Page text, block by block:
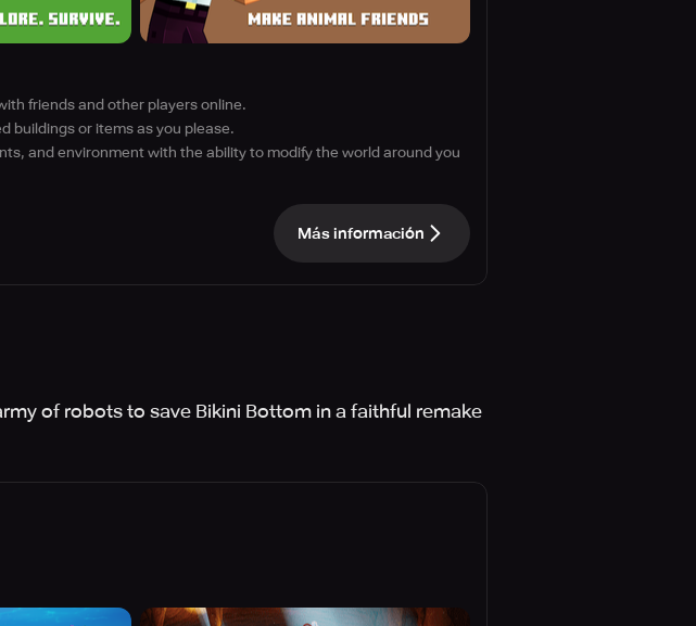
friends and other players online.
buildings or items as you please.
and environment with the ability to modify the world around you
Más información
of robots to save Bikini Bottom in a faithful remake